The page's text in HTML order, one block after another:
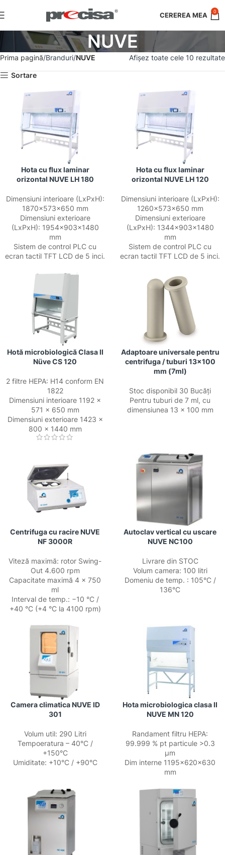
0
NUVE
Prima pagină Branduri NUVE Afișez toate cele 10 rezultate
Sortare
Hota cu flux laminar
orizontal NUVE LH 180
Dimensiuni interioare (LxPxH):
1870x573x650 mm
Dimensiuni exterioare
(LxPxH): 1954x903x1480
mm
Sistem de control PLC cu
ecran tactil TFT LCD de 5 inci.
Hota cu flux laminar
orizontal NUVE LH 120
Dimensiuni interioare (LxPxH):
1260x573x650 mm
Dimensiuni exterioare
(LxPxH): 1344x903x1480
mm
Sistem de control PLC cu
ecran tactil TFT LCD de 5 inci.
Hotă microbiologică Clasa II
Nüve CS 120
2 filtre HEPA: H14 conform EN
1822
Dimensiuni interioare 1192 ×
571 × 650 mm
Dimensiuni exterioare 1423 ×
800 × 1440 mm
Adaptoare universale pentru
centrifuga / tuburi 13×100
mm (7ml)
Stoc disponibil 30 Bucăți
Pentru tuburi de 7 ml, cu
dimensiunea 13 × 100 mm
Centrifuga cu racire NUVE
NF 3000R
Viteză maximă: rotor Swing-
Out 4.600 rpm
Capacitate maximă 4 × 750
ml
Interval de temp.: −10 °C /
+40 °C (+4 °C la 4100 rpm)
Autoclav vertical cu uscare
NUVE NC100
Livrare din STOC
Volum camera: 100 litri
Domeniu de temp. : 105°C /
136°C
Camera climatica NUVE ID
301
Volum util: 290 Litri
Tempoeratura – 40°C /
+150°C
Umiditate: +10°C / +90°C
Hota microbiologica clasa II
NUVE MN 120
Randament filtru HEPA:
99.999 % pt particule >0.3
µm
Dim interne 1195x620x630
mm